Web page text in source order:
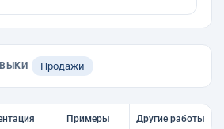
Продажи
Примеры Другие работы